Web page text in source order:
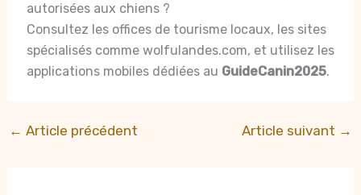
autorisées aux chiens ?
Consultez les offices de tourisme locaux, les sites
spécialisés comme wolfulandes.com, et utilisez les
applications mobiles dédiées au GuideCanin2025.
← Article précédent Article suivant →